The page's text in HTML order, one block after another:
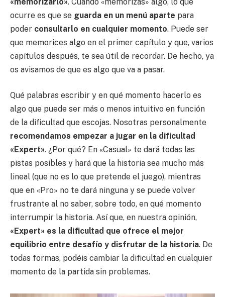
ocurre es que se guarda en un menú aparte para
poder consultarlo en cualquier momento. Puede ser
que memorices algo en el primer capítulo y que, varios
capítulos después, te sea útil de recordar. De hecho, ya
os avisamos de que es algo que va a pasar.
Qué palabras escribir y en qué momento hacerlo es
algo que puede ser más o menos intuitivo en función
de la dificultad que escojas. Nosotras personalmente
recomendamos empezar a jugar en la dificultad
«Expert». ¿Por qué? En «Casual» te dará todas las
pistas posibles y hará que la historia sea mucho más
lineal (que no es lo que pretende el juego), mientras
que en «Pro» no te dará ninguna y se puede volver
frustrante al no saber, sobre todo, en qué momento
interrumpir la historia. Así que, en nuestra opinión,
«Expert» es la dificultad que ofrece el mejor
equilibrio entre desafío y disfrutar de la historia. De
todas formas, podéis cambiar la dificultad en cualquier
momento de la partida sin problemas.